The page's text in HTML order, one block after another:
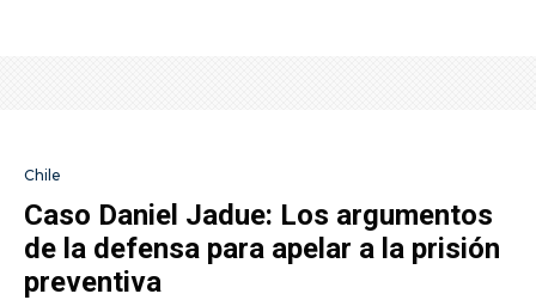
Chile
Caso Daniel Jadue: Los argumentos
de la defensa para apelar a la prisión
preventiva